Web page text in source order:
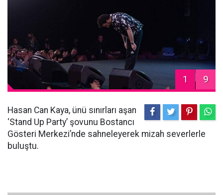
1 9
Hasan Can Kaya, ünü sınırları aşan
‘Stand Up Party’ şovunu Bostancı
Gösteri Merkezi’nde sahneleyerek mizah severlerle
buluştu.